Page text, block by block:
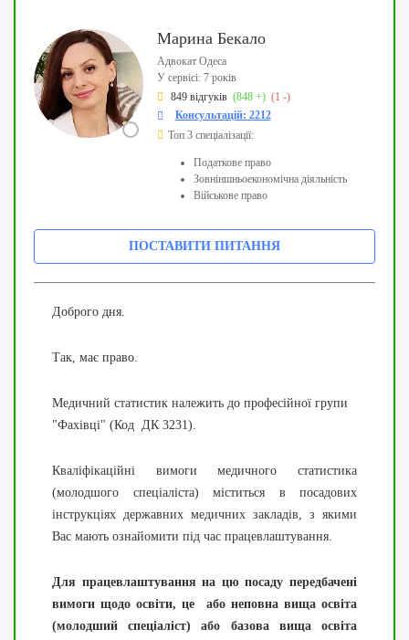
Марина Бекало
Адвокат Одеса
У сервісі: 7 років
849 відгуків (848 +) (1 -)
Консультацій: 2212
Топ 3 спеціалізації:
Податкове право
Зовніншньоекономічна діяльність
Військове право
ПОСТАВИТИ ПИТАННЯ
Доброго дня.
Так, має право.
Медичний статистик належить до професійної групи
"Фахівці" (Код ДК 3231).
Кваліфікаційні вимоги медичного статистика
(молодшого спеціаліста) міститься в посадових
інструкціях державних медичних закладів, з якими
Вас мають ознайомити під час працевлаштування.
Для працевлаштування на цю посаду передбачені
вимоги щодо освіти, це або неповна вища освіта
(молодший спеціаліст) або базова вища освіта